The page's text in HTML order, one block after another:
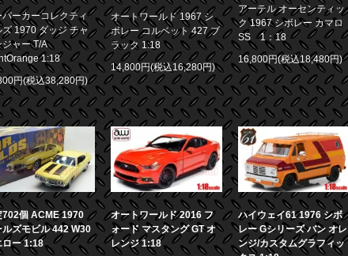
パーカーコレクティ
ズ 1970 ダッジ チャ
ジャー T/A
1:18
円(税込38,280円)
オートワールド 1967 シ
ボレー コルベット 427 ブ
ラック 1:18
14,800円(税込16,280円)
アーテル オーセンティッ
ク 1967 シボレー カマロ
SS 1：18
16,800円(税込18,480円)
702個 ACME 1970
ルズモビル 442 W30
ロー 1:18
オートワールド 2016 フ
ォード マスタング GT オ
レンジ 1:18
ハイウェイ61 1976 シボ
レー Gシリーズ バン オレ
ンジ/カスタムグラフィッ